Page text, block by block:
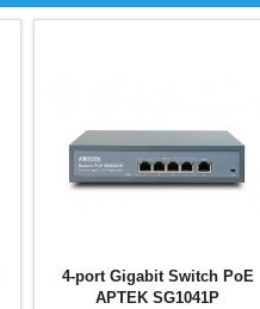
4-port Gigabit Switch PoE
APTEK SG1041P